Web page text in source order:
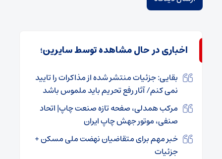
اخباری در حال مشاهده توسط سایرین؛
بقایی: جزئیات منتشر شده از مذاکرات را تایید
نمی کنم/ آثار رفع تحریم باید ملموس باشد
مرکب همدلی، صفحه تازه صنعت چاپ| اتحاد
صنفی، موتور جهش چاپ ایران
خبر مهم برای متقاضیان نهضت ملی مسکن +
جزئیات